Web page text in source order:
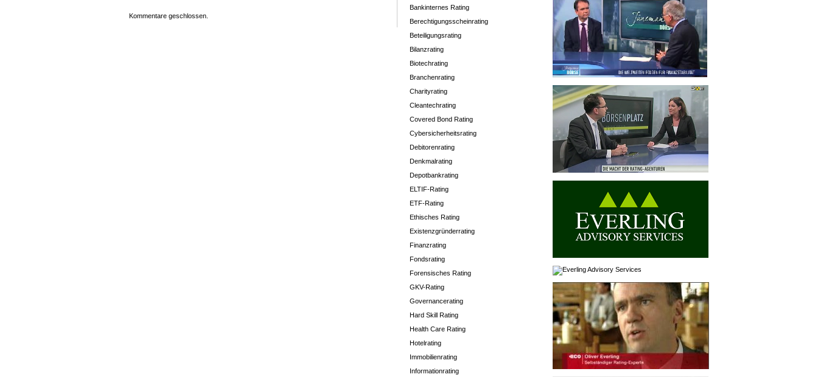
Kommentare geschlossen.
Bankinternes Rating
Berechtigungsscheinrating
Beteiligungsrating
Bilanzrating
Biotechrating
Branchenrating
Charityrating
Cleantechrating
Covered Bond Rating
Cybersicherheitsrating
Debitorenrating
Denkmalrating
Depotbankrating
ELTIF-Rating
ETF-Rating
Ethisches Rating
Existenzgründerrating
Finanzrating
Fondsrating
Forensisches Rating
GKV-Rating
Governancerating
Hard Skill Rating
Health Care Rating
Hotelrating
Immobilienrating
Informationrating